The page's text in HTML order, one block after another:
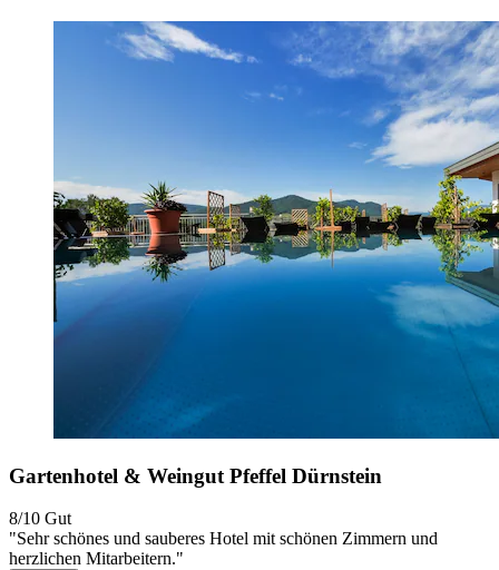
Gartenhotel & Weingut Pfeffel Dürnstein
8/10 Gut
"Sehr schönes und sauberes Hotel mit schönen Zimmern und
herzlichen Mitarbeitern."